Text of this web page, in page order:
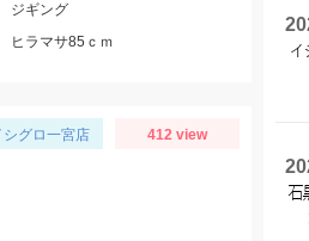
ジギング
ヒラマサ85ｃｍ
シグロ一宮店 412 view
イ
石